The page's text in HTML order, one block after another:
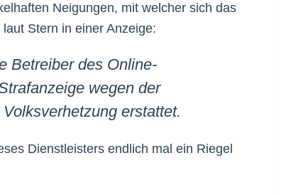
Neigungen, mit welcher sich das
Stern in einer Anzeige:
Betreiber des Online-
wegen der
erstattet.
Dienstleisters endlich mal ein Riegel